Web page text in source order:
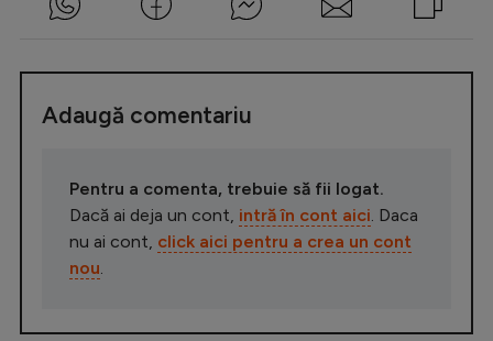
Adaugă comentariu
Pentru a comenta, trebuie să fii logat.
Dacă ai deja un cont, intră în cont aici . Daca
nu ai cont, click aici pentru a crea un cont
nou